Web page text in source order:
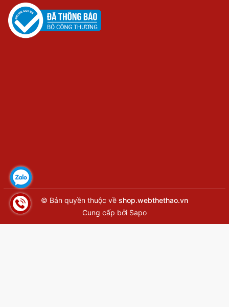
© Bản quyền thuộc về shop.webthethao.vn
Cung cấp bởi Sapo